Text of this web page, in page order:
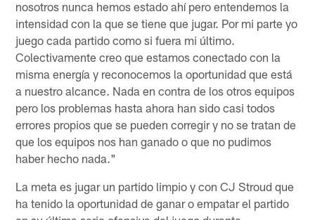
nosotros nunca hemos estado ahí pero entendemos la
intensidad con la que se tiene que jugar. Por mi parte yo
juego cada partido como si fuera mi último.
Colectivamente creo que estamos conectado con la
misma energía y reconocemos la oportunidad que está
a nuestro alcance. Nada en contra de los otros equipos
pero los problemas hasta ahora han sido casi todos
errores propios que se pueden corregir y no se tratan de
que los equipos nos han ganado o que no pudimos
haber hecho nada."
La meta es jugar un partido limpio y con CJ Stroud que
ha tenido la oportunidad de ganar o empatar el partido